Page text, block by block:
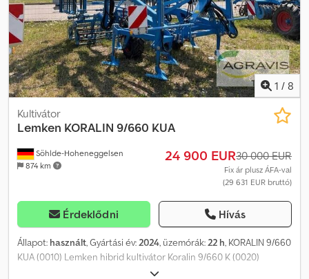
1 / 8
Söhlde-Hoheneggelsen
874 km
Kultivátor
Lemken KORALIN 9/660 KUA
24 900 EUR30 000 EUR
Fix ár plusz ÁFA-val
(29 631 EUR bruttó)
Érdeklődni Hívás
Állapot: használt, Gyártási év:2024, üzemórák:22 h, KORALIN 9/660
KUA (0010) Lemken hibrid kultivátor Koralin 9/660 K (0020)
Munkaszélesség: 6,60 m (0030) Utánfutó henger: DRF D400/400